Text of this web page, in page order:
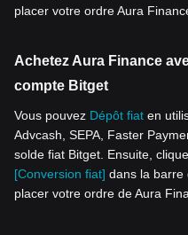
placer votre ordre Aura
Achetez Aura Finance
compte Bitget
Vous pouvez Dépôt fiat en
Advcash, SEPA, Faster
solde fiat Bitget. Ensuite,
[Conversion fiat] dans la barre
placer votre ordre de Aura